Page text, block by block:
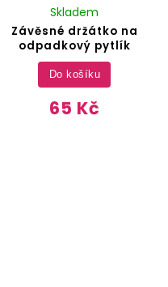
Závěsné držátko na
odpadkový pytlík
Skladem
65 Kč
Do košíku